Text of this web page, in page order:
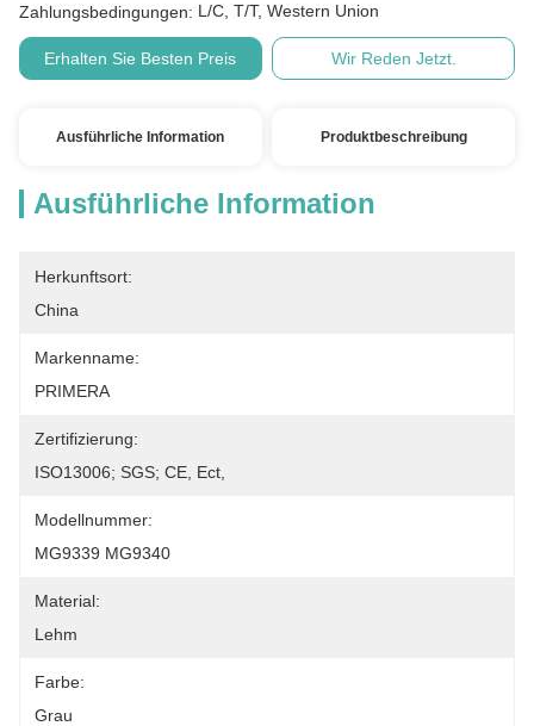
Zahlungsbedingungen: L/C, T/T, Western Union
Erhalten Sie Besten Preis Wir Reden Jetzt.
Ausführliche Information Produktbeschreibung
Ausführliche Information
Herkunftsort:
China
Markenname:
PRIMERA
Zertifizierung:
ISO13006; SGS; CE, Ect,
Modellnummer:
MG9339 MG9340
Material:
Lehm
Farbe:
Grau